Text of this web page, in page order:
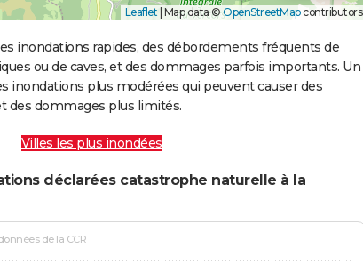
Leaflet Map data ©OpenStreetMapcontributors
inondations rapides, des débordements fréquents de
ou de caves, et des dommages parfois importants. Un
inondations plus modérées qui peuvent causer des
des dommages plus limités.
Villes les plus inondées
déclarées catastrophe naturelle à la
de la CCR